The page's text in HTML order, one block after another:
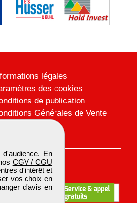
En
CGV / CGU
d'intérêt et
vos choix en
d'avis en
légales
des cookies
de publication
Générales de Vente